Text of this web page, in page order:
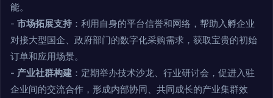
能。
- 市场拓展支持 ：利用自身的平台信誉和网络，帮助入孵企业
对接大型国企、政府部门的数字化采购需求，获取宝贵的初始
订单和应用场景。
- 产业社群构建 ：定期举办技术沙龙、行业研讨会，促进入驻
企业间的交流合作，形成内部协同、共同成长的产业集群效